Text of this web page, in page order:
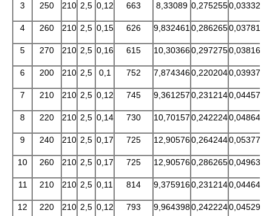
3 250 210 2,5 0,12 663 8,33089 0,2752550,033324
4 260 210 2,5 0,15 626 9,832461 0,2862650,037817
5 270 210 2,5 0,16 615 10,303660,2972750,038162
6 200 210 2,5 0,1 752 7,8743460,2202040,039372
7 210 210 2,5 0,12 745 9,3612570,2312140,044577
8 220 210 2,5 0,14 730 10,701570,2422240,048644
9 240 210 2,5 0,17 725 12,905760,2642440,053774
10 260 210 2,5 0,17 725 12,905760,2862650,049638
11 210 210 2,5 0,11 814 9,3759160,2312140,044647
12 220 210 2,5 0,12 793 9,9643980,2422240,045293